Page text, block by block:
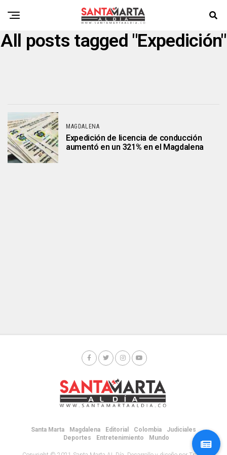
All posts tagged "Expedición"
MAGDALENA
Expedición de licencia de conducción
aumentó en un 321% en el Magdalena
Santa Marta Magdalena Editorial Colombia
Judiciales
Deportes
Entretenimiento Mundo